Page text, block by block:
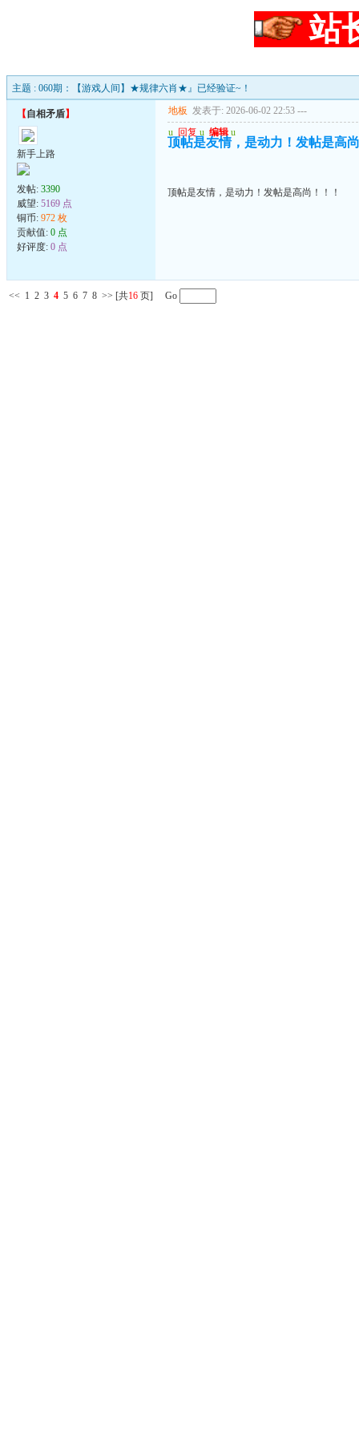
站
主题 : 060期：【游戏人间】★规律六肖★』已经验证~！
【自相矛盾】
新手上路
发帖: 3390
威望: 5169 点
铜币: 972 枚
贡献值: 0 点
好评度: 0 点
地板 发表于: 2026-06-02 22:53 ---
u 回复 u 编辑 u
顶帖是友情，是动力！发帖是高
顶帖是友情，是动力！发帖是高尚！！！
<< 1 2 3 4 5 6 7 8 >> [共16 页] Go